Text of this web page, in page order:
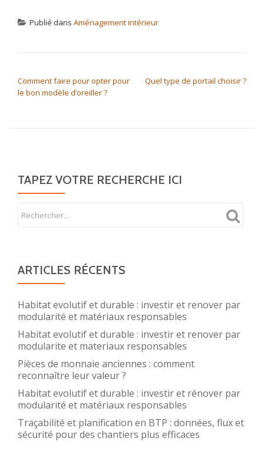
Publié dans Aménagement intérieur
Comment faire pour opter pour
le bon modèle d’oreiller ?
Quel type de portail choisir ?
TAPEZ VOTRE RECHERCHE ICI
ARTICLES RÉCENTS
Habitat evolutif et durable : investir et renover par
modularité et matériaux responsables
Habitat evolutif et durable : investir et renover par
modularite et materiaux responsables
Pièces de monnaie anciennes : comment
reconnaître leur valeur ?
Habitat evolutif et durable : investir et rénover par
modularité et matériaux responsables
Traçabilité et planification en BTP : données, flux et
sécurité pour des chantiers plus efficaces